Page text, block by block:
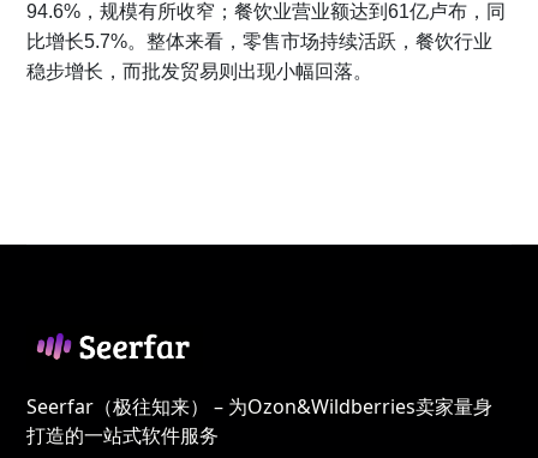
94.6%，规模有所收窄；餐饮业营业额达到61亿卢布，同
比增长5.7%。整体来看，零售市场持续活跃，餐饮行业
稳步增长，而批发贸易则出现小幅回落。
Seerfar（极往知来） – 为Ozon&Wildberries卖家量身
打造的一站式软件服务